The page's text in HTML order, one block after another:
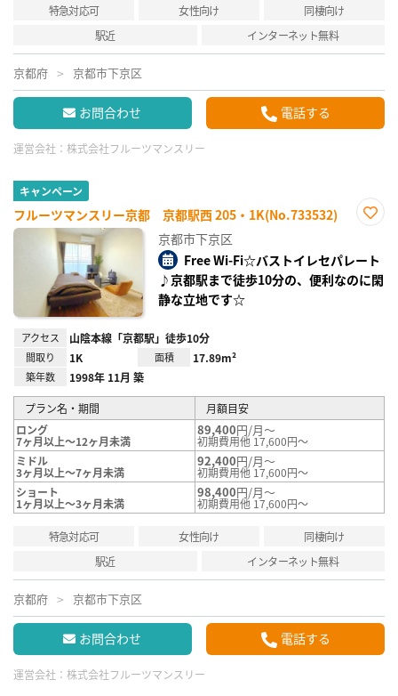
特急対応可 女性向け
同棲向け
駅近
インターネット無料
京都府 京都市下京区
お問合わせ 電話する
運営会社： 株式会社フルーツマンスリー
キャンペーン
フルーツマンスリー京都 京都駅西 205・1K(No.733532)
り登
京都市下京区
Free Wi-Fi☆バストイレセパレート
♪京都駅まで徒歩10分の、便利なのに閑
静な立地です☆
アクセス 山陰本線「京都駅」徒歩10分
間取り 1K 面積 17.89m²
築年数 1998年 11月 築
プラン名・期間
月額目安
ロング
7ヶ月以上～12ヶ月未満
89,400円/月～
初期費用他 17,600円～
ミドル
3ヶ月以上～7ヶ月未満
92,400円/月～
初期費用他 17,600円～
ショート
1ヶ月以上～3ヶ月未満
98,400円/月～
初期費用他 17,600円～
特急対応可 女性向け
同棲向け
駅近
インターネット無料
京都府 京都市下京区
お問合わせ 電話する
運営会社： 株式会社フルーツマンスリー